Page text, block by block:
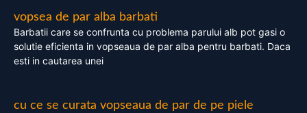
vopsea de par alba barbati
Barbatii care se confrunta cu problema parului alb pot gasi o
solutie eficienta in vopseaua de par alba pentru barbati. Daca
esti in cautarea unei
cu ce se curata vopseaua de par de pe piele